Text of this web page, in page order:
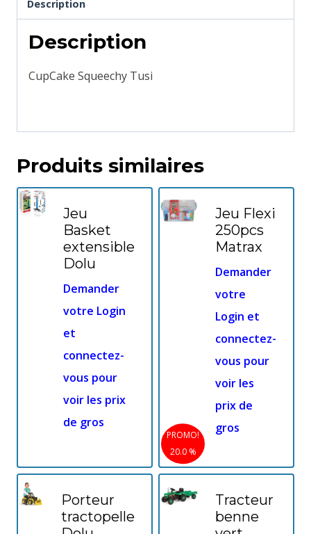
Description
Description
CupCake Squeechy Tusi
Produits similaires
Jeu
Basket
extensible
Dolu
Demander
votre Login
et
connectez-
vous pour
voir les prix
de gros
PROMO!
20.0 %
Jeu Flexi
250pcs
Matrax
Demander
votre
Login et
connectez-
vous pour
voir les
prix de
gros
Porteur
tractopelle
Tracteur
benne